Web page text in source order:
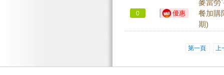
0 優惠
麥當勞
餐加購
期)
第一頁 上